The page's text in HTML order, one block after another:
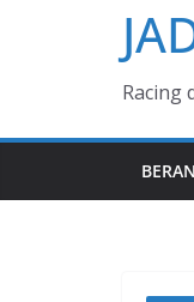
Racing